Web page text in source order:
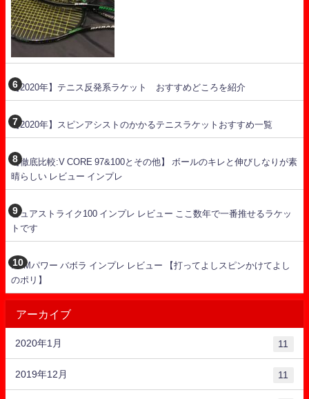
【2020年】テニス反発系ラケット おすすめどころを紹介
【2020年】スピンアシストのかかるテニスラケットおすすめ一覧
【徹底比較:V CORE 97&100とその他】 ボールのキレと伸びしなりが素
晴らしい レビュー インプレ
ピュアストライク100 インプレ レビュー ここ数年で一番推せるラケッ
トです
RPMパワー バボラ インプレ レビュー 【打ってよしスピンかけてよし
のポリ】
アーカイブ
2020年1月 11
2019年12月 11